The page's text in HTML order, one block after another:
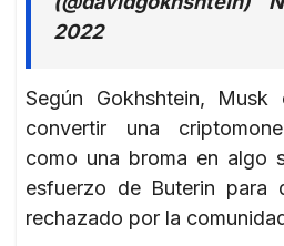
2022
Según Gokhshtein, Musk
convertir una
como una broma en algo
esfuerzo de Buterin para
rechazado por la